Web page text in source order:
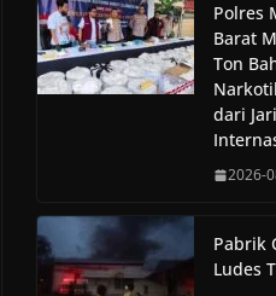
Polres
Barat
Ton
dari
2026-
Pabrik
Ludes